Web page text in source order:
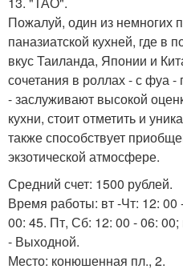
Пожалуй, один из немногих
паназиатской кухней, где в
вкус Таиланда, Японии и
сочетания в роллах - с фуа -
- заслуживают высокой
кухни, стоит отметить и
также способствует
экзотической атмосфере.
Средний счет: 1500 рублей.
Время работы: вт -Чт: 12: 00
00: 45. Пт, Сб: 12: 00 - 06:
- Выходной.
Место: конюшенная пл., 2.